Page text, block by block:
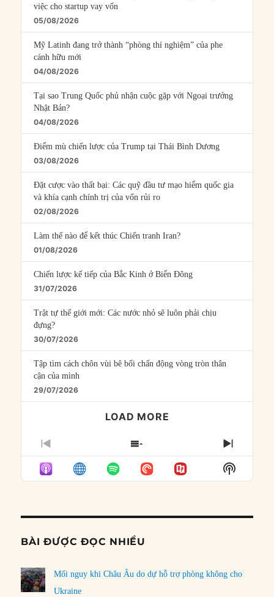
việc cho startup vay vốn
05/08/2026
Mỹ Latinh đang trở thành “phòng thí nghiệm” của phe
cánh hữu mới
04/08/2026
Tại sao Trung Quốc phủ nhận cuộc gặp với Ngoại trưởng
Nhật Bản?
04/08/2026
Điểm mù chiến lược của Trump tại Thái Bình Dương
03/08/2026
Đặt cược vào thất bại: Các quỹ đầu tư mạo hiểm quốc gia
và khía cạnh chính trị của vốn rủi ro
02/08/2026
Làm thế nào để kết thúc Chiến tranh Iran?
01/08/2026
Chiến lược kế tiếp của Bắc Kinh ở Biển Đông
31/07/2026
Trật tự thế giới mới: Các nước nhỏ sẽ luôn phải chịu
đựng?
30/07/2026
Tập tìm cách chôn vùi bê bối chấn động vòng tròn thân
cận của mình
29/07/2026
LOAD MORE
PREVIOUS
EPISODE
SHOW
EPISODES
LIST
NEXT
Show
Podcast
BÀI ĐƯỢC ĐỌC NHIỀU
Mối nguy khi Châu Âu do dự hỗ trợ phòng không cho
Ukraine